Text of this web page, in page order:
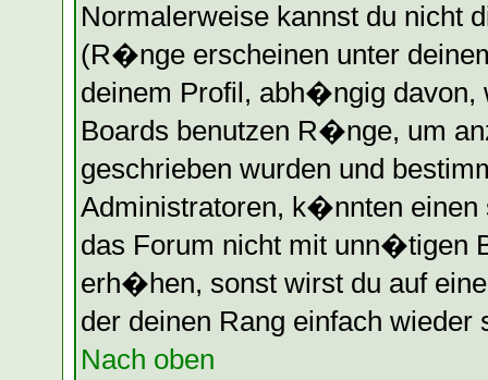
Normalerweise kannst du nicht
(R�nge erscheinen unter
deinem Profil, abh�ngig davon,
Boards benutzen R�nge, um
geschrieben wurden und
Administratoren, k�nnten
das Forum nicht mit unn�tigen
erh�hen, sonst wirst du auf
der deinen Rang einfach wieder
Nach oben